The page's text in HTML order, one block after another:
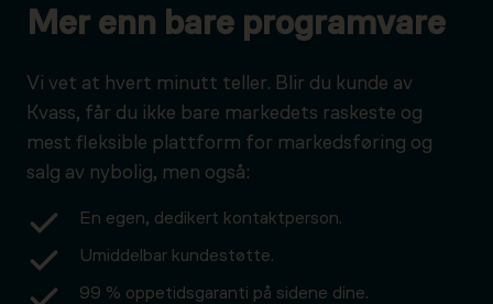
Mer enn bare programvare
Vi vet at hvert minutt teller. Blir du kunde av
Kvass, får du ikke bare markedets raskeste og
mest fleksible plattform for markedsføring og
salg av nybolig, men også:
En egen, dedikert kontaktperson.
Umiddelbar kundestøtte.
99 % oppetidsgaranti på sidene dine.